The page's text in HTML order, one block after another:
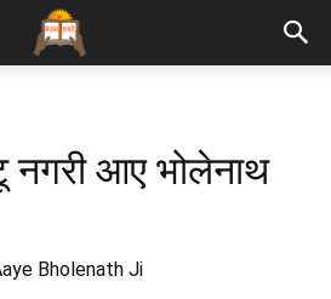
आए भोलेनाथ
Bholenath Ji